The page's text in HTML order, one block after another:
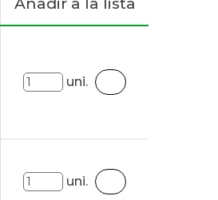
uni.
uni.